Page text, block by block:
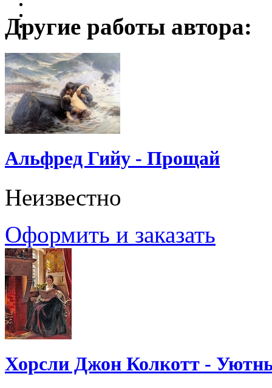
Другие работы автора:
Альфред Гийу - Прощай
Неизвестно
Оформить и заказать
Хорсли Джон Колкотт -